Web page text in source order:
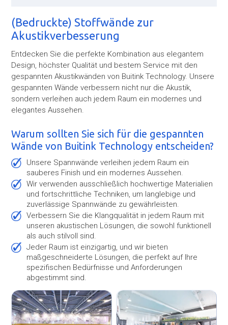
(Bedruckte) Stoffwände zur
Akustikverbesserung
Entdecken Sie die perfekte Kombination aus elegantem
Design, höchster Qualität und bestem Service mit den
gespannten Akustikwänden von Buitink Technology. Unsere
gespannten Wände verbessern nicht nur die Akustik,
sondern verleihen auch jedem Raum ein modernes und
elegantes Aussehen.
Warum sollten Sie sich für die gespannten
Wände von Buitink Technology entscheiden?
Unsere Spannwände verleihen jedem Raum ein
sauberes Finish und ein modernes Aussehen.
Wir verwenden ausschließlich hochwertige Materialien
und fortschrittliche Techniken, um langlebige und
zuverlässige Spannwände zu gewährleisten.
Verbessern Sie die Klangqualität in jedem Raum mit
unseren akustischen Lösungen, die sowohl funktionell
als auch stilvoll sind.
Jeder Raum ist einzigartig, und wir bieten
maßgeschneiderte Lösungen, die perfekt auf Ihre
spezifischen Bedürfnisse und Anforderungen
abgestimmt sind.